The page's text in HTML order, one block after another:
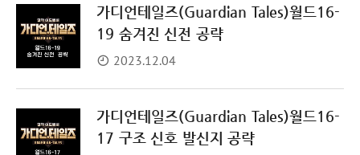
가디언테일즈(Guardian Tales)월드16-
19 숨겨진 신전 공략
2023.12.04
가디언테일즈(Guardian Tales)월드16-
17 구조 신호 발신지 공략